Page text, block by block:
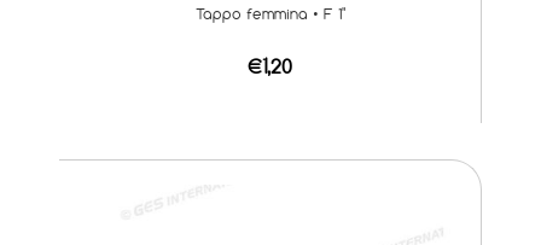
Tappo femmina • F 1"
€1,20